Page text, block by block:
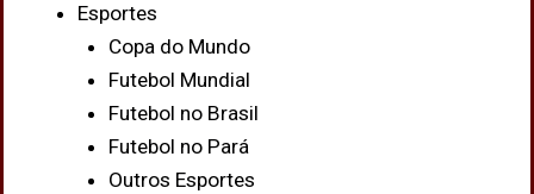
Esportes
Copa do Mundo
Futebol Mundial
Futebol no Brasil
Futebol no Pará
Outros Esportes